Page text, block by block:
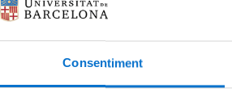
Consentiment